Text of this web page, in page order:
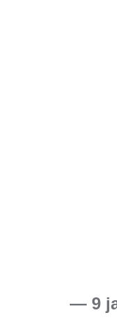
— 9